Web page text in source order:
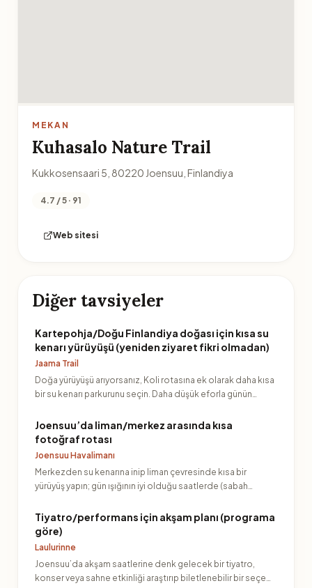
MEKAN
Kuhasalo Nature Trail
Kukkosensaari 5, 80220 Joensuu, Finlandiya
4.7 / 5 · 91
Web sitesi
Diğer tavsiyeler
Kartepohja/Doğu Finlandiya doğası için kısa su
kenarı yürüyüşü (yeniden ziyaret fikri olmadan)
Jaama Trail
Doğa yürüyüşü arıyorsanız, Koli rotasına ek olarak daha kısa
bir su kenarı parkurunu seçin. Daha düşük eforla günün…
Joensuu’da liman/merkez arasında kısa
fotoğraf rotası
Joensuu Havalimanı
Merkezden su kenarına inip liman çevresinde kısa bir
yürüyüş yapın; gün ışığının iyi olduğu saatlerde (sabah
Tiyatro/performans için akşam planı (programa
göre)
Laulurinne
Joensuu’da akşam saatlerine denk gelecek bir tiyatro,
konser veya sahne etkinliği araştırıp biletlenebilir bir seçe…